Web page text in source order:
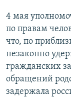
4 мая
по правам
что, по
незаконно
гражданских
обращений
задержала